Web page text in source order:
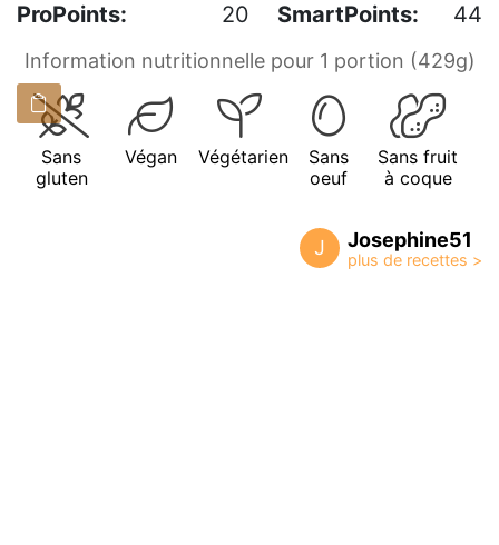
ProPoints:
20 SmartPoints: 44
Information nutritionnelle pour 1 portion (429g)
Sans
gluten
Végan Végétarien
Sans
oeuf
Sans fruit
à coque
J Josephine51